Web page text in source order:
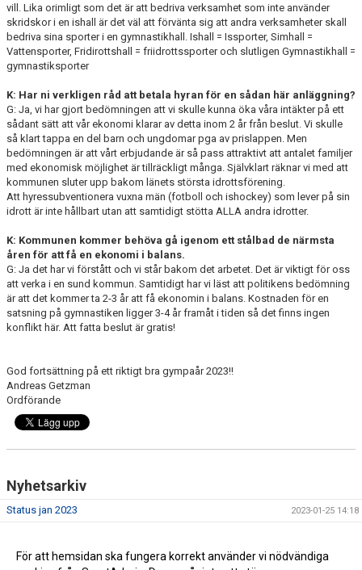
vill. Lika orimligt som det är att bedriva verksamhet som inte använder
skridskor i en ishall är det väl att förvänta sig att andra verksamheter skall
bedriva sina sporter i en gymnastikhall. Ishall = Issporter, Simhall =
Vattensporter, Fridirottshall = friidrottssporter och slutligen Gymnastikhall =
gymnastiksporter
K: Har ni verkligen råd att betala hyran för en sådan här anläggning?
G: Ja, vi har gjort bedömningen att vi skulle kunna öka våra intäkter på ett
sådant sätt att vår ekonomi klarar av detta inom 2 år från beslut. Vi skulle
så klart tappa en del barn och ungdomar pga av prislappen. Men
bedömningen är att vårt erbjudande är så pass attraktivt att antalet familjer
med ekonomisk möjlighet är tillräckligt många. Självklart räknar vi med att
kommunen sluter upp bakom länets största idrottsförening.
Att hyressubventionera vuxna män (fotboll och ishockey) som lever på sin
idrott är inte hållbart utan att samtidigt stötta ALLA andra idrotter.
K: Kommunen kommer behöva gå igenom ett stålbad de närmsta
åren för att få en ekonomi i balans.
G: Ja det har vi förstått och vi står bakom det arbetet. Det är viktigt för oss
att verka i en sund kommun. Samtidigt har vi läst att politikens bedömning
är att det kommer ta 2-3 år att få ekonomin i balans. Kostnaden för en
satsning på gymnastiken ligger 3-4 år framåt i tiden så det finns ingen
konflikt här. Att fatta beslut är gratis!
God fortsättning på ett riktigt bra gympaår 2023!!
Andreas Getzman
Ordförande
Nyhetsarkiv
Status jan 2023 2023-01-25 14:18
Det är dags att satsa på Gymnastikföreningen Örebro 2023-01-25 14:15
För att hemsidan ska fungera korrekt använder vi nödvändiga